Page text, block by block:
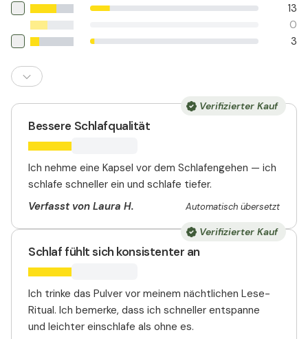
13
0
3
Verifizierter Kauf
Bessere Schlafqualität
Ich nehme eine Kapsel vor dem Schlafengehen — ich
schlafe schneller ein und schlafe tiefer.
Verfasst von Laura H.
Automatisch übersetzt
Verifizierter Kauf
Schlaf fühlt sich konsistenter an
Ich trinke das Pulver vor meinem nächtlichen Lese-
Ritual. Ich bemerke, dass ich schneller entspanne
und leichter einschlafe als ohne es.